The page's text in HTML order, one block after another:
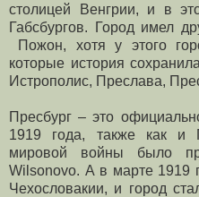
столицей Венгрии, и в
Габсбургов. Город имел
Пожон, хотя у этого
которые история
Истрополис, Преслава,
Пресбург – это
1919 года, также как и
мировой войны было
Wilsonovo. А в марте 1919
Чехословакии, и город